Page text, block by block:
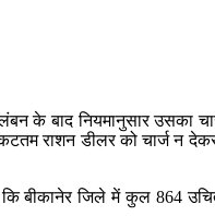
के बाद नियमानुसार
राशन डीलर को चार्ज न
बीकानेर जिले में कुल 864